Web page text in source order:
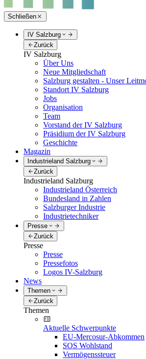
Schließen
IV Salzburg
Zurück
IV Salzburg
Über Uns
Neue Mitgliedschaft
Salzburg gestalten - Unser
Standort IV Salzburg
Jobs
Organisation
Team
Vorstand der IV Salzburg
Präsidium der IV Salzburg
Geschichte
Magazin
Industrieland Salzburg
Zurück
Industrieland Salzburg
Industrieland Österreich
Bundesland in Zahlen
Salzburger Industrie
Industrietechniker
Presse
Zurück
Presse
Presse
Pressefotos
Logos IV-Salzburg
News
Themen
Zurück
Themen
Aktuelle Schwerpunkte
EU-Mercosur-Abkommen
SOS Wohlstand
Vermögenssteuer